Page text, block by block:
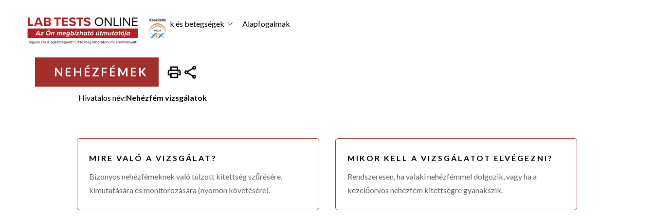
Laboratóriumi vizsgálatok Állapotok és betegségek Alapfogalmak
NEHÉZFÉMEK
Hivatalos név:Nehézfém vizsgálatok
MIRE VALÓ A VIZSGÁLAT?
Bizonyos nehézfémeknek való túlzott kitettség szűrésére,
kimutatására és monitorozására (nyomon követésére).
MIKOR KELL A VIZSGÁLATOT ELVÉGEZNI?
Rendszeresen, ha valaki nehézfémmel dolgozik, vagy ha a
kezelőorvos nehézfém kitettségre gyanakszik.